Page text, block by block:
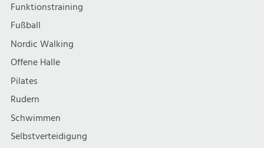
Funktionstraining
Fußball
Nordic Walking
Offene Halle
Pilates
Rudern
Schwimmen
Selbstverteidigung